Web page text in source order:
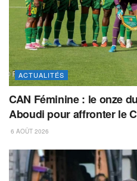
ACTUALITÉS
CAN Féminine : le onze
Aboudi pour affronter le
6 AOÛT 2026